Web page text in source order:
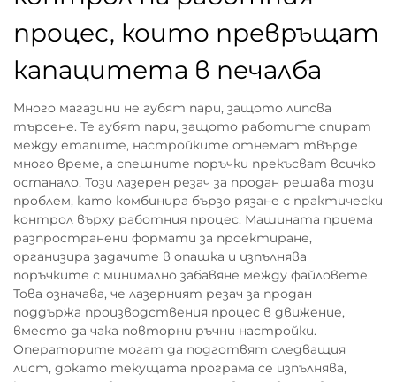
процес, които превръщат
капацитета в печалба
Много магазини не губят пари, защото липсва
търсене. Те губят пари, защото работите спират
между етапите, настройките отнемат твърде
много време, а спешните поръчки прекъсват всичко
останало. Този лазерен резач за продан решава този
проблем, като комбинира бързо рязане с практически
контрол върху работния процес. Машината приема
разпространени формати за проектиране,
организира задачите в опашка и изпълнява
поръчките с минимално забавяне между файловете.
Това означава, че лазерният резач за продан
поддържа производствения процес в движение,
вместо да чака повторни ръчни настройки.
Операторите могат да подготвят следващия
лист, докато текущата програма се изпълнява,